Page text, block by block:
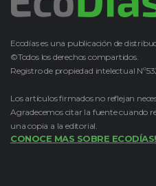
Ecodías es una publicación de
©Todos los derechos compartidos.
Registro de propiedad intelectual
Los artículos firmados no reflejan
Agradecemos citar la fuente cuando
una copia a la editorial.
CONOCE MAS SOBRE ECODÍAS!